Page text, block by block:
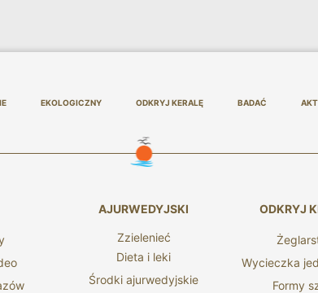
EKOLOGICZNY ODKRYJ KERALĘ BADAĆ
AJURWEDYJSKI
Zzielenieć
Dieta i leki
Środki ajurwedyjskie
ODKRYJ
Wycieczka
Formy